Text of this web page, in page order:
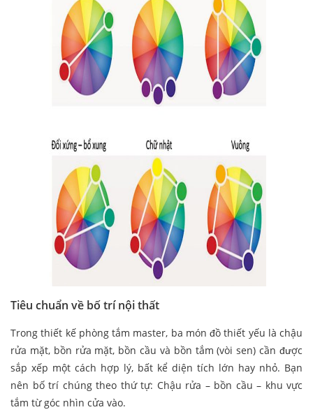
Tiêu chuẩn về bố trí nội thất
Trong thiết kế phòng tắm master, ba món đồ thiết yếu là chậu
rửa mặt, bồn rửa mặt, bồn cầu và bồn tắm (vòi sen) cần được
sắp xếp một cách hợp lý, bất kể diện tích lớn hay nhỏ. Bạn
nên bố trí chúng theo thứ tự: Chậu rửa – bồn cầu – khu vực
tắm từ góc nhìn cửa vào.